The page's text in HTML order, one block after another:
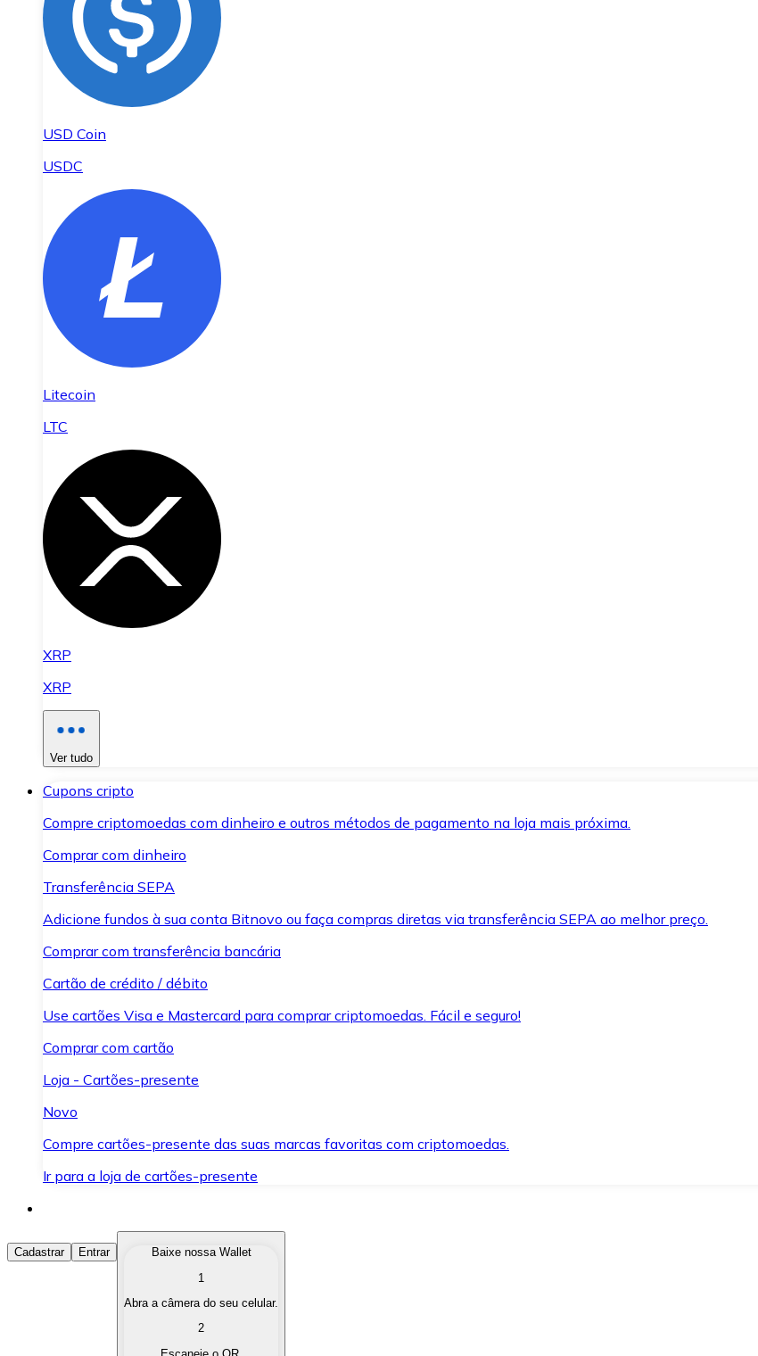
USD Coin
USDC
Litecoin
LTC
XRP
XRP
Ver tudo
Cupons cripto
Compre criptomoedas com dinheiro e outros métodos de pagamento na loja mais próxima.
Comprar com dinheiro
Transferência SEPA
Adicione fundos à sua conta Bitnovo ou faça compras diretas via transferência SEPA ao melhor preço.
Comprar com transferência bancária
Cartão de crédito / débito
Use cartões Visa e Mastercard para comprar criptomoedas. Fácil e seguro!
Comprar com cartão
Loja - Cartões-presente
Novo
Compre cartões-presente das suas marcas favoritas com criptomoedas.
Ir para a loja de cartões-presente
Comprar Criptomoedas
Compre as criptomoedas de seu interesse de forma rápida e segura.
Converta suas criptomoedas em moeda fiduciária quando precisar.
Cadastrar Entrar
Baixe nossa Wallet
1
Abra a câmera do seu celular.
2